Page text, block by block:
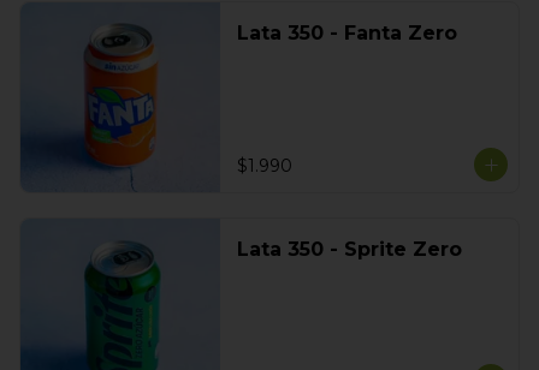
Lata 350 - Fanta Zero
$1.990
Lata 350 - Sprite Zero